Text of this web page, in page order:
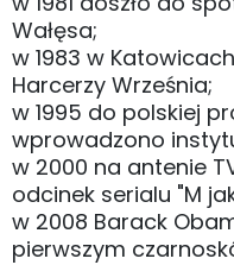
Wałęsa;
w 1983 w
Harcerzy Września;
w 1995 do polskiej
wprowadzono
w 2000 na antenie
odcinek serialu "M
w 2008 Barack
pierwszym